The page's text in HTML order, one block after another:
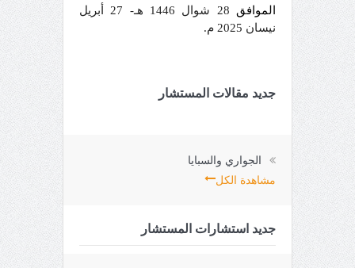
الموافق
28 شوال 1446 هـ- 27 أبريل
نيسان 2025 م.
جديد مقالات المستشار
الجواري والسبايا
مشاهدة الكل
جديد استشارات المستشار